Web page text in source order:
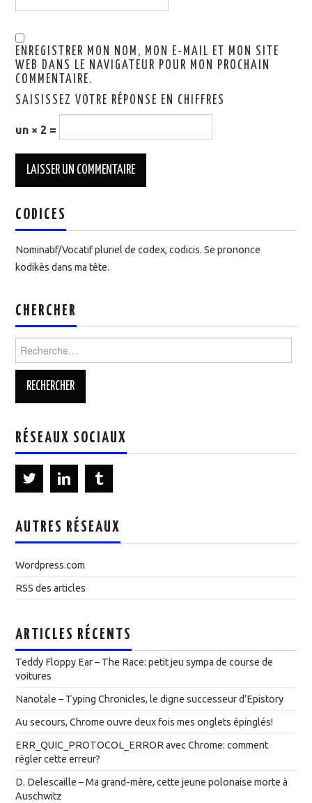
ENREGISTRER MON NOM, MON E-MAIL ET MON SITE
WEB DANS LE NAVIGATEUR POUR MON PROCHAIN
COMMENTAIRE.
SAISISSEZ VOTRE RÉPONSE EN CHIFFRES
un × 2 =
CODICES
Nominatif/Vocatif pluriel de codex, codicis. Se prononce
kodikès dans ma tête.
CHERCHER
Rechercher :
RÉSEAUX SOCIAUX
AUTRES RÉSEAUX
Wordpress.com
RSS des articles
ARTICLES RÉCENTS
Teddy Floppy Ear – The Race: petit jeu sympa de course de
voitures
Nanotale – Typing Chronicles, le digne successeur d’Epistory
Au secours, Chrome ouvre deux fois mes onglets épinglés!
ERR_QUIC_PROTOCOL_ERROR avec Chrome: comment
régler cette erreur?
D. Delescaille – Ma grand-mère, cette jeune polonaise morte à
Auschwitz